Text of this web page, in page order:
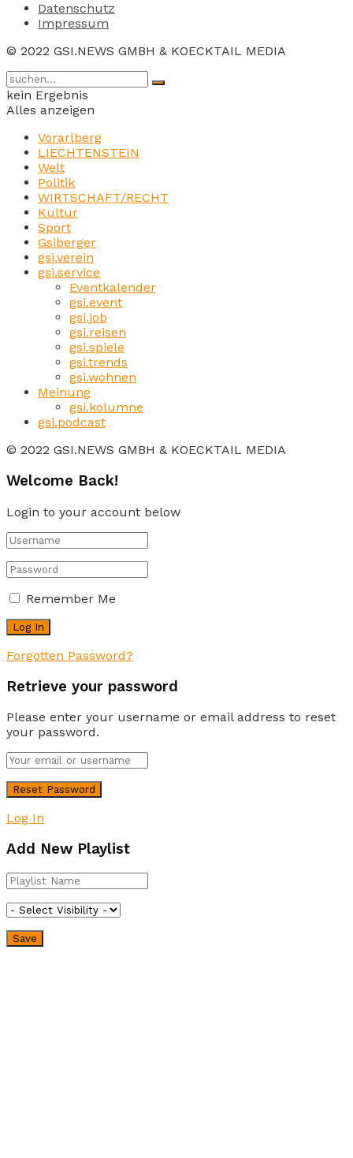
Datenschutz
Impressum
© 2022 GSI.NEWS GMBH & KOECKTAIL MEDIA
kein Ergebnis
Alles anzeigen
Vorarlberg
LIECHTENSTEIN
Welt
Politik
WIRTSCHAFT/RECHT
Kultur
Sport
Gsiberger
gsi.verein
gsi.service
Eventkalender
gsi.event
gsi.job
gsi.reisen
gsi.spiele
gsi.trends
gsi.wohnen
Meinung
gsi.kolumne
gsi.podcast
© 2022 GSI.NEWS GMBH & KOECKTAIL MEDIA
Welcome Back!
Login to your account below
Remember Me
Forgotten Password?
Retrieve your password
Please enter your username or email address to reset
your password.
Log In
Add New Playlist